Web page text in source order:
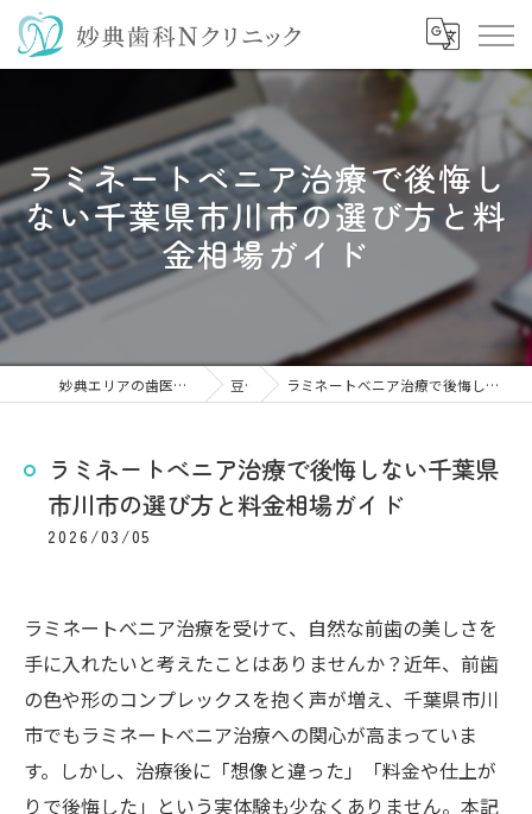
ラミネートべニア治療で後悔し
ない千葉県市川市の選び方と料
金相場ガイド
妙典エリアの歯医者なら妙典歯科Nクリニック 豆知識 ラミネートべニア治療で後悔しない千葉県市川市の選び方と料金相場ガイド
ラミネートべニア治療で後悔しない千葉県
市川市の選び方と料金相場ガイド
2026/03/05
ラミネートべニア治療を受けて、自然な前歯の美しさを
手に入れたいと考えたことはありませんか？近年、前歯
の色や形のコンプレックスを抱く声が増え、千葉県市川
市でもラミネートべニア治療への関心が高まっていま
す。しかし、治療後に「想像と違った」「料金や仕上が
りで後悔した」という実体験も少なくありません。本記